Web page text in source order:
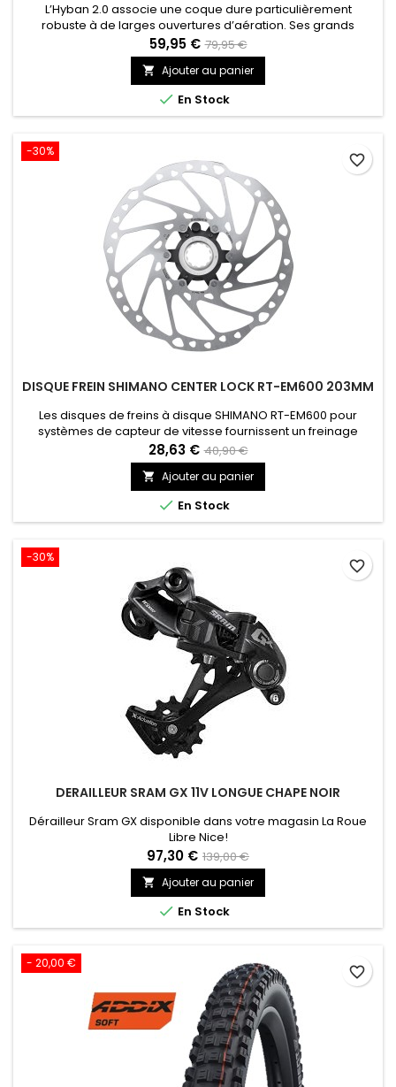
L’Hyban 2.0 associe une coque dure particulièrement
robuste à de larges ouvertures d’aération. Ses grands
réflecteurs principaux ainsi que de nombreux réflecteurs
secondaires assurent une visibilité élevée du cycliste, de jour
comme de nuit. Complété par un puissant feu arrière à LED
intégré, l’Hyban est un casque de vélo parfait pour un usage
quotidien...
59,95 € 79,95 €
 Ajouter au panier
 En Stock
-30%
DISQUE FREIN SHIMANO CENTER LOCK RT-EM600 203MM
Les disques de freins à disque SHIMANO RT-EM600 pour
systèmes de capteur de vitesse fournissent un freinage
puissant et constant sur les pistes de vélo tout-terrain
accidentées. Les rotors ICE TECHNOLOGIES, robustes et
durables, réduisent considérablement l'accumulation de
chaleur dans le système de freinage afin d'assurer un
freinage de haute performance...
28,63 € 40,90 €
 Ajouter au panier
 En Stock
favorite_border
-30%
DERAILLEUR SRAM GX 11V LONGUE CHAPE NOIR
Dérailleur Sram GX disponible dans votre magasin La Roue
Libre Nice!
97,30 € 139,00 €
 Ajouter au panier
 En Stock
favorite_border
- 20,00 €
favorite_border